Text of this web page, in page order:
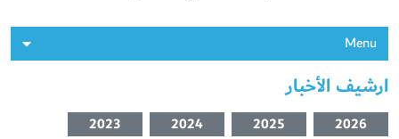
Menu
ارشيف الأخبار
2026
2025
2024
2023